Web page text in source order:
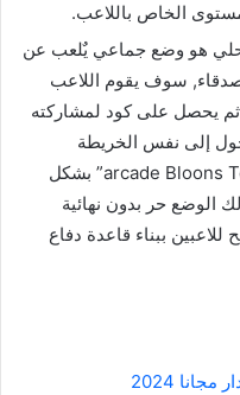
الخاص باللاعب.
هو وضع جماعي يٌلعب عن
سوف يقوم اللاعب
يحصل على كود لمشاركته
إلى نفس الخريطة
وممارسة “لعبة arcade Bloons Tower Defense” بشكل
الوضع حر بدون نهائية
ببناء قاعدة دفاع